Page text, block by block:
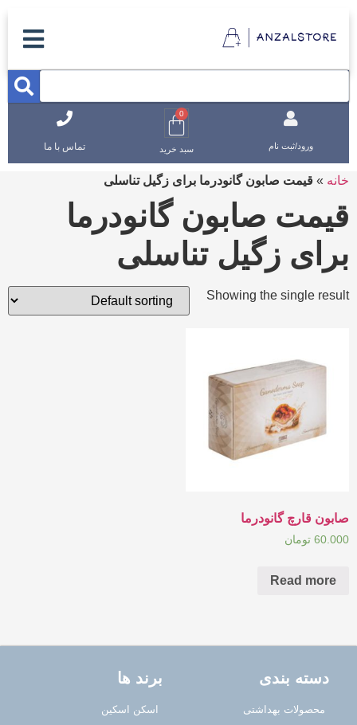
ورود/ثبت نام
0
سبد خرید تماس با ما
خانه » قیمت صابون گانودرما برای زگیل تناسلی
قیمت صابون گانودرما
برای زگیل تناسلی
Showing the single result
صابون قارچ گانودرما
60.000 تومان
Read more
دسته بندی
محصولات بهداشتی
برند ها
اسکن اسکین